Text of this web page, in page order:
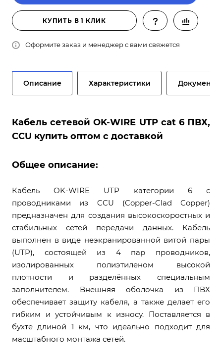
КУПИТЬ В 1 КЛИК
Оформите заказ и менеджер с вами свяжется
Описание Характеристики Документы
Кабель сетевой OK-WIRE UTP cat 6 ПВХ,
CCU купить оптом с доставкой
Общее описание:
Кабель OK-WIRE UTP категории 6 с
проводниками из CCU (Copper-Clad Copper)
предназначен для создания высокоскоростных и
стабильных сетей передачи данных. Кабель
выполнен в виде неэкранированной витой пары
(UTP), состоящей из 4 пар проводников,
изолированных полиэтиленом высокой
плотности и разделённых специальным
заполнителем. Внешняя оболочка из ПВХ
обеспечивает защиту кабеля, а также делает его
гибким и устойчивым к износу. Поставляется в
бухте длиной 1 км, что идеально подходит для
масштабного монтажа сетей.